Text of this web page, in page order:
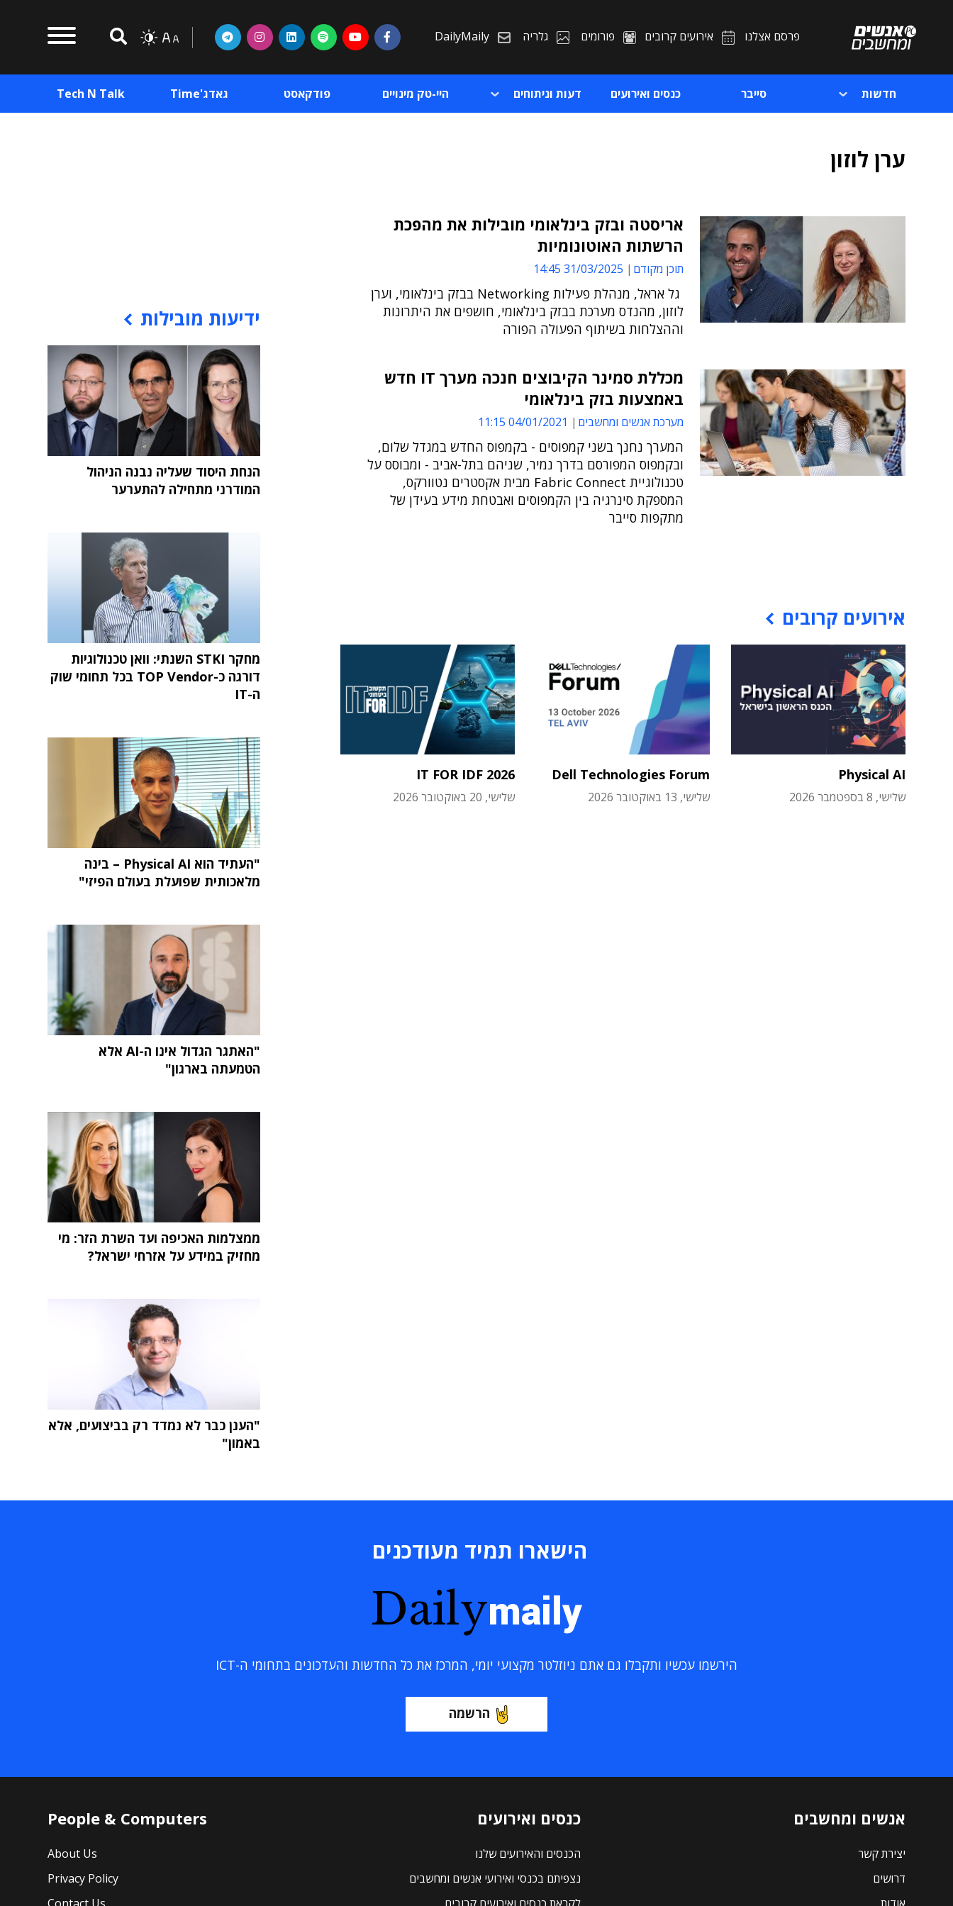
פרסם אצלנו אירועים קרובים פורומים גלריה DailyMaily
חדשות סייבר כנסים ואירועים דעות וניתוחים היי-טק מינויים פודקאסט גאדג'Time Tech N Talk
ערן לוזון
אריסטה ובזק בינלאומי מובילות את מהפכת
הרשתות האוטונומיות
תוכן מקודם 31/03/2025 14:45
גל אראל, מנהלת פעילות Networking בבזק בינלאומי, וערן
לוזון, מהנדס מערכת בבזק בינלאומי, חושפים את היתרונות
וההצלחות בשיתוף הפעולה הפורה
מכללת סמינר הקיבוצים חנכה מערך IT חדש
באמצעות בזק בינלאומי
מערכת אנשים ומחשבים 04/01/2021 11:15
המערך נחנך בשני קמפוסים - בקמפוס החדש במגדל שלום,
ובקמפוס המפורסם בדרך נמיר, שניהם בתל-אביב - ומבוסס על
טכנולוגיית Fabric Connect מבית אקסטרים נטוורקס,
המספקת סינרגיה בין הקמפוסים ואבטחת מידע בעידן של
מתקפות סייבר
אירועים קרובים
Physical AI
שלישי, 8 בספטמבר 2026
Dell Technologies Forum
שלישי, 13 באוקטובר 2026
IT FOR IDF 2026
שלישי, 20 באוקטובר 2026
ידיעות מובילות
הנחת היסוד שעליה נבנה הניהול
המודרני מתחילה להתערער
מחקר STKI השנתי: וואן טכנולוגיות
דורגה כ-TOP Vendor בכל תחומי שוק
ה-IT
"העתיד הוא Physical AI – בינה
מלאכותית שפועלת בעולם הפיזי"
"האתגר הגדול אינו ה-AI אלא
הטמעתה בארגון"
ממצלמות האכיפה ועד השרת הזר: מי
מחזיק במידע על אזרחי ישראל?
"הענן כבר לא נמדד רק בביצועים, אלא
באמון"
הישארו תמיד מעודכנים
Dailymaily
הירשמו עכשיו ותקבלו גם אתם ניוזלטר מקצועי יומי, המרכז את כל החדשות והעדכונים בתחומי ה-ICT
הרשמה
אנשים ומחשבים
יצירת קשר
דרושים
כנסים ואירועים
הכנסים והאירועים שלנו
נצפיתם בכנסי ואירועי אנשים ומחשבים
People & Computers
About Us
Privacy Policy